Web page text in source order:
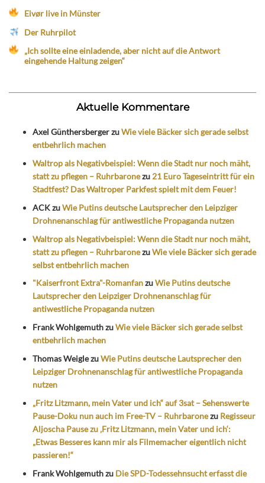
Eivør live in Münster
Der Ruhrpilot
„Ich sollte eine einladende, aber nicht auf die Antwort
eingehende Haltung zeigen“
Aktuelle Kommentare
Axel GünthersbergerzuWie viele Bäcker sich gerade selbst
entbehrlich machen
Waltrop als Negativbeispiel: Wenn die Stadt nur noch mäht,
statt zu pflegen – Ruhrbaronezu 21 Euro Tageseintritt für ein
Stadtfest? Das Waltroper Parkfest spielt mit dem Feuer!
ACKzuWie Putins deutsche Lautsprecher den Leipziger
Drohnenanschlag für antiwestliche Propaganda nutzen
Waltrop als Negativbeispiel: Wenn die Stadt nur noch mäht,
statt zu pflegen – RuhrbaronezuWie viele Bäcker sich gerade
selbst entbehrlich machen
"Kaiserfront Extra"-RomanfanzuWie Putins deutsche
Lautsprecher den Leipziger Drohnenanschlag für
antiwestliche Propaganda nutzen
Frank WohlgemuthzuWie viele Bäcker sich gerade selbst
entbehrlich machen
Thomas WeiglezuWie Putins deutsche Lautsprecher den
Leipziger Drohnenanschlag für antiwestliche Propaganda
nutzen
„Fritz Litzmann, mein Vater und ich“ auf 3sat – Sehenswerte
Pause-Doku nun auch im Free-TV – Ruhrbaronezu Regisseur
Aljoscha Pause zu ‚Fritz Litzmann, mein Vater und ich‘:
„Etwas Besseres kann mir als Filmemacher eigentlich nicht
passieren!“
Frank Wohlgemuthzu Die SPD-Todessehnsucht erfasst die